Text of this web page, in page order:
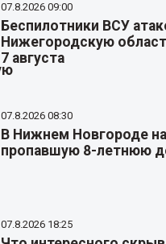
07.8.2026 09:00
Беспилотники ВСУ
Нижегородскую
7 августа
07.8.2026 08:30
В Нижнем Новгороде
пропавшую 8-летнюю
07.8.2026 18:25